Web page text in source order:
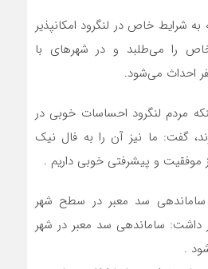
شرایط خاص در لنگرود امکانپذیر
را می‌طلبد و در شهرهای با
مردم لنگرود احساسات خوبی در
گفت: ما نیز آن را به فال نیک
موفقیت و پیشرفتی خوبی داریم .
سد معبر در سطح شهر
داشت: ساماندهی سد معبر در شهر
.